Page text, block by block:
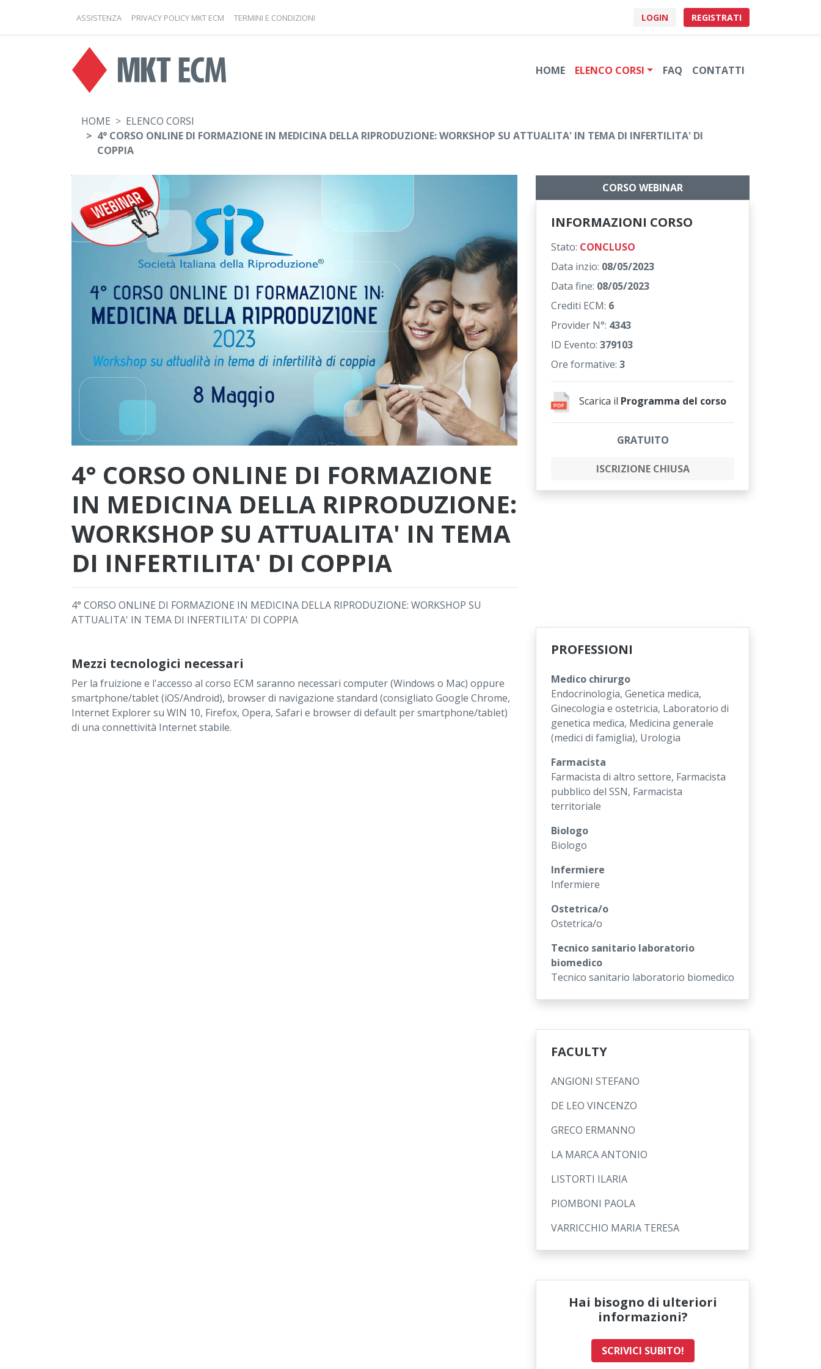
ASSISTENZA PRIVACY POLICY MKT ECM TERMINI E CONDIZIONI LOGIN REGISTRATI
HOME ELENCO CORSI FAQ CONTATTI
HOME
ELENCO CORSI
4° CORSO ONLINE DI FORMAZIONE IN MEDICINA DELLA RIPRODUZIONE: WORKSHOP SU ATTUALITA' IN TEMA DI INFERTILITA' DI
COPPIA
4° CORSO ONLINE DI FORMAZIONE
IN MEDICINA DELLA RIPRODUZIONE:
WORKSHOP SU ATTUALITA' IN TEMA
DI INFERTILITA' DI COPPIA
CORSO WEBINAR
INFORMAZIONI CORSO
Stato: CONCLUSO
Data inzio: 08/05/2023
Data fine: 08/05/2023
Crediti ECM: 6
Provider N°: 4343
ID Evento: 379103
Ore formative: 3
Scarica il Programma del corso
GRATUITO
ISCRIZIONE CHIUSA
4° CORSO ONLINE DI FORMAZIONE IN MEDICINA DELLA RIPRODUZIONE: WORKSHOP SU
ATTUALITA' IN TEMA DI INFERTILITA' DI COPPIA
Mezzi tecnologici necessari
Per la fruizione e l'accesso al corso ECM saranno necessari computer (Windows o Mac) oppure
smartphone/tablet (iOS/Android), browser di navigazione standard (consigliato Google Chrome,
Internet Explorer su WIN 10, Firefox, Opera, Safari e browser di default per smartphone/tablet)
di una connettività Internet stabile.
PROFESSIONI
Medico chirurgo
Endocrinologia, Genetica medica,
Ginecologia e ostetricia, Laboratorio di
genetica medica, Medicina generale
(medici di famiglia), Urologia
Farmacista
Farmacista di altro settore, Farmacista
pubblico del SSN, Farmacista
territoriale
Biologo
Biologo
Infermiere
Infermiere
Ostetrica/o
Ostetrica/o
Tecnico sanitario laboratorio
biomedico
Tecnico sanitario laboratorio biomedico
FACULTY
ANGIONI STEFANO
DE LEO VINCENZO
GRECO ERMANNO
LA MARCA ANTONIO
LISTORTI ILARIA
PIOMBONI PAOLA
VARRICCHIO MARIA TERESA
Hai bisogno di ulteriori
informazioni?
SCRIVICI SUBITO!